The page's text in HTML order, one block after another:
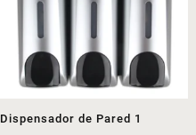
Dispensador de Pared 1